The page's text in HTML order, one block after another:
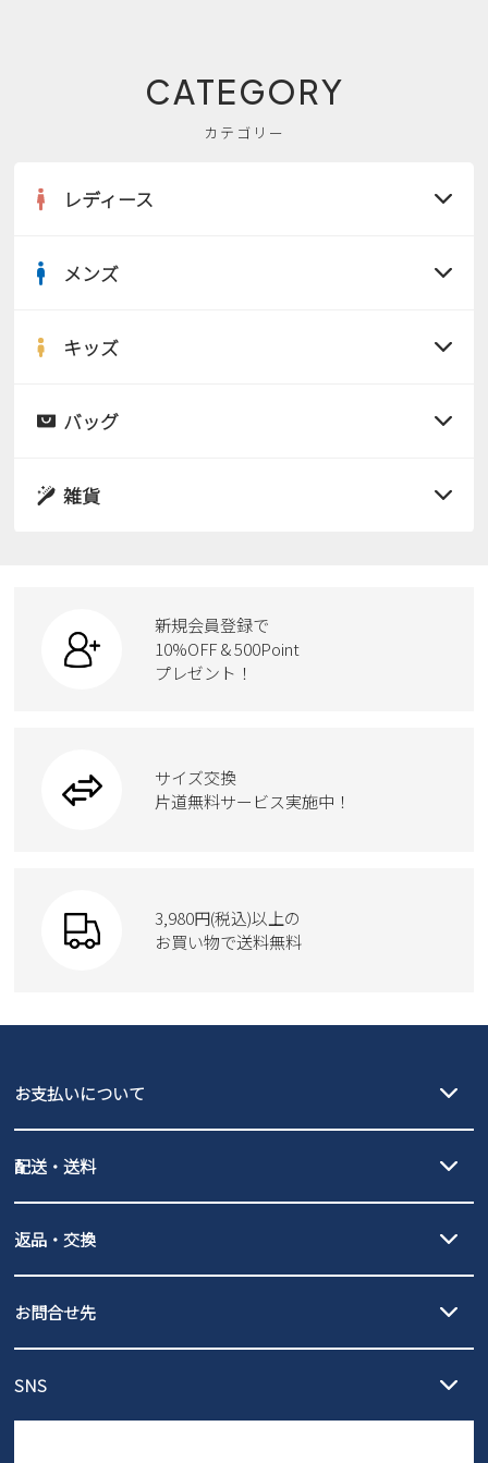
CATEGORY
カテゴリー
レディース
サンダル
スニーカー
カジュアルシューズ
ワークシューズ
ウェア
moz
メンズ
サンダル
ローファー
ブーツ
Parade
GAP
キッズ
サンダル
スクール
new balance
瞬足
バッグ
ボディバッグ
ハンドバッグ
トートバッグ
雑貨
ケア用品
新規会員登録で
10%OFF & 500Point
プレゼント！
サイズ交換
片道無料サービス実施中！
3,980円(税込)以上の
お買い物で送料無料
お支払いについて
PayPay（オンライン決済）、代金引換のご利用が可能です。
配送・送料
北海道・本州・四国・九州…550円
3,980円（税込）以上お買い上げで送料無料
発送日・送料詳細については
ご利用ください。
全国一律…220円（税込）
発送日・送料詳細についてはご利用ガイドを
ご利用ください。
返品・交換
の片道無料サービスを実施中！
ントとしても安心してご利用いただけるよう、サイズ交換の受付期
お問合せ先
営業時間：11時～17時
SNS